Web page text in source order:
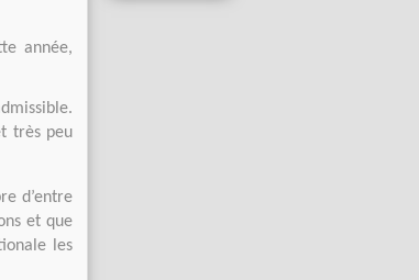
année,
très peu
d’entre
et que
les